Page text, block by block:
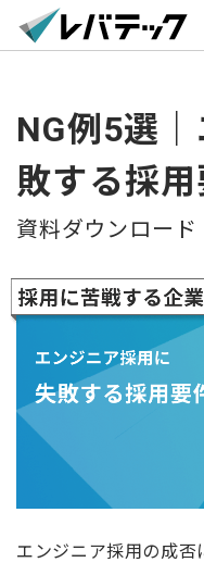
NG例5選
敗する採
資料ダウンロード
エンジニア採用の成否